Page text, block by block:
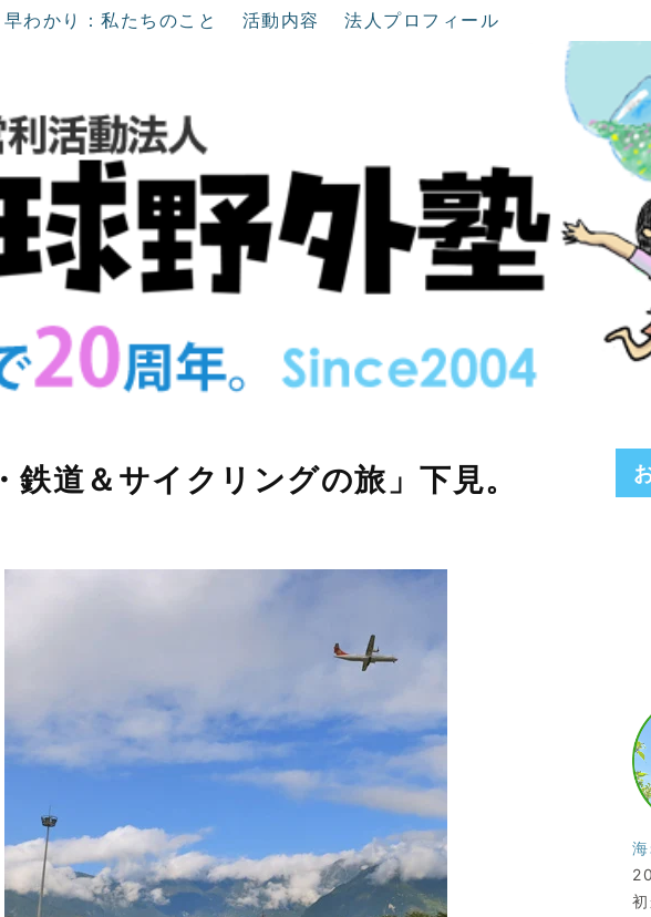
早わかり：私たちのこと 活動内容 法人プロフィール
鉄道＆サイクリングの旅」下見。